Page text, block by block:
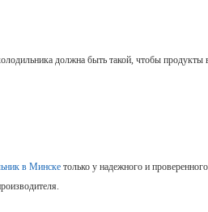
должна быть такой, чтобы
в Минске только у надежного и